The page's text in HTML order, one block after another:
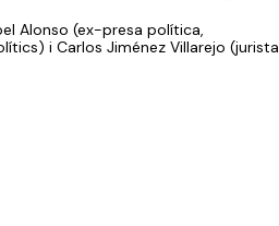
Alonso (ex-presa política,
i Carlos Jiménez Villarejo (jurista